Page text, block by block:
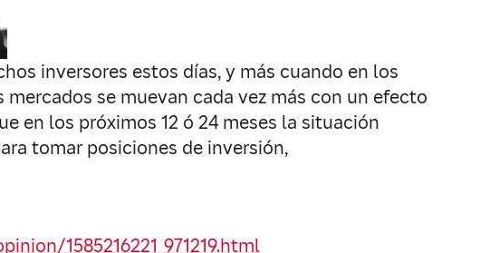
inversores estos días, y más cuando en los
se muevan cada vez más con un efecto
en los próximos 12 ó 24 meses la situación
tomar posiciones de inversión,
1585216221_971219.html